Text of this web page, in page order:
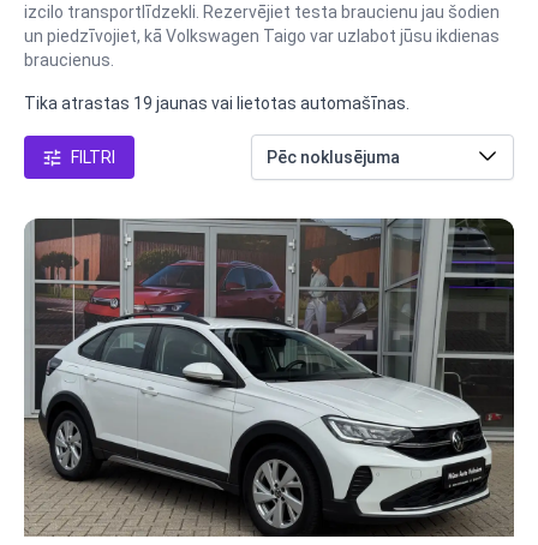
izcilo transportlīdzekli. Rezervējiet testa braucienu jau šodien
un piedzīvojiet, kā Volkswagen Taigo var uzlabot jūsu ikdienas
braucienus.
Tika atrastas 19 jaunas vai lietotas automašīnas.
FILTRI